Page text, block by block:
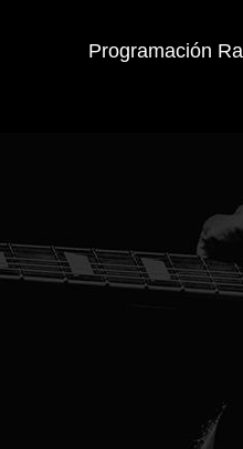
Programación